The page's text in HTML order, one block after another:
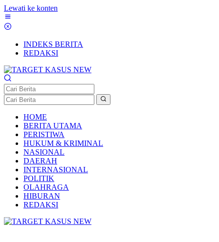
Lewati ke konten
INDEKS BERITA
REDAKSI
HOME
BERITA UTAMA
PERISTIWA
HUKUM & KRIMINAL
NASIONAL
DAERAH
INTERNASIONAL
POLITIK
OLAHRAGA
HIBURAN
REDAKSI